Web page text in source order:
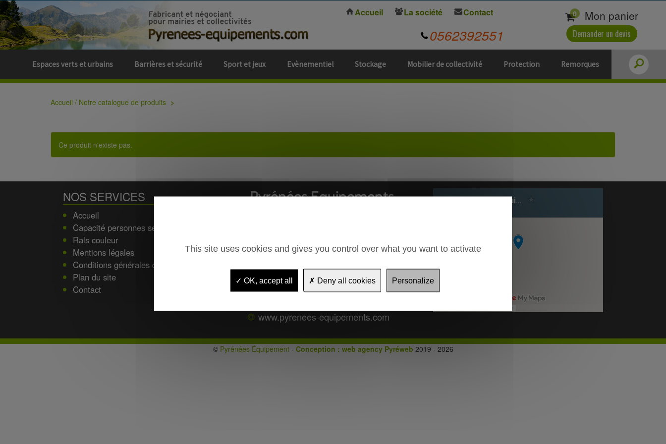
Espaces verts et urbains Barrières et sécurité Sport et jeux Evènementiel Stockage Mobilier de collectivité Protection Remorques
Accueil La société Contact
0562392551
0 Mon panier
Demander un devis
Accueil / Notre catalogue de produits
Ce produit n'existe pas.
05 62 39 25 51
05 62 39 22 55
contact@pyrenees-equipements.com
www.pyrenees-equipements.com
NOS SERVICES
Accueil
Capacité personnes selon Dimensions table
Rals couleur
Mentions légales
Conditions générales de vente
Plan du site
Contact
© Pyrénées Équipement- Conception : web agency Pyréweb 2019 - 2026
This site uses cookies and gives you control over what you want to activate
OK, accept all Deny all cookies Personalize